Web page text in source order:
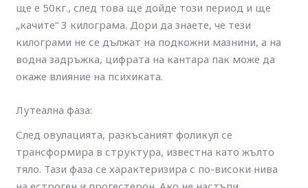
ще е 50кг., след това ще дойде този период и ще
„качите“ 3 килограма. Дори да знаете, че тези
килограми не се дължат на подкожни мазнини, а на
водна задръжка, цифрата на кантара пак може да
окаже влияние на психиката.
Лутеална фаза:
След овулацията, разкъсаният фоликул се
трансформира в структура, известна като жълто
тяло. Тази фаза се характеризира с по-високи нива